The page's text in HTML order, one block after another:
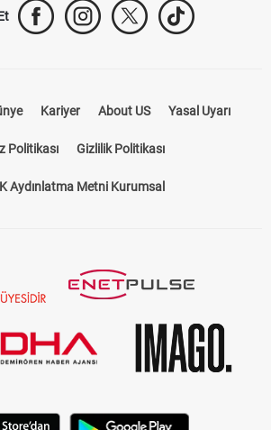
Kariyer About US Yasal Uyarı
Politikası Gizlilik Politikası
Aydınlatma Metni Kurumsal